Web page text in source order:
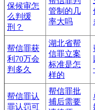
保候审怎
么判缓
刑？
管制的几
率大吗
帮信罪获
利70万会
判多久
湖北省帮
信罪立案
标准是怎
样的
帮信罪认
罪认罚可
帮信罪批
捕后需要